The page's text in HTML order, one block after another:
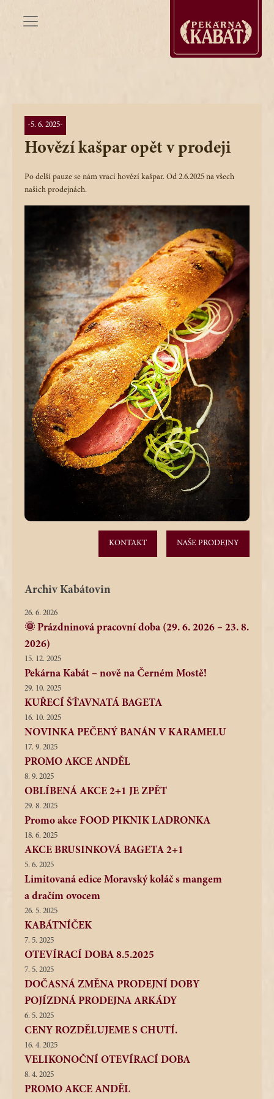
-5. 6. 2025-
Hovězí kašpar opět v prodeji
Po delší pauze se nám vrací hovězí kašpar. Od 2.6.2025 na všech
našich prodejnách.
KONTAKT NAŠE PRODEJNY
Archiv Kabátovin
26. 6. 2026
🌞 Prázdninová pracovní doba (29. 6. 2026 – 23. 8.
2026)
15. 12. 2025
Pekárna Kabát – nově na Černém Mostě!
29. 10. 2025
KUŘECÍ ŠŤAVNATÁ BAGETA
16. 10. 2025
NOVINKA PEČENÝ BANÁN V KARAMELU
17. 9. 2025
PROMO AKCE ANDĚL
8. 9. 2025
OBLÍBENÁ AKCE 2+1 JE ZPĚT
29. 8. 2025
Promo akce FOOD PIKNIK LADRONKA
18. 6. 2025
AKCE BRUSINKOVÁ BAGETA 2+1
5. 6. 2025
Limitovaná edice Moravský koláč s mangem
a dračím ovocem
26. 5. 2025
KABÁTNÍČEK
7. 5. 2025
OTEVÍRACÍ DOBA 8.5.2025
7. 5. 2025
DOČASNÁ ZMĚNA PRODEJNÍ DOBY
POJÍZDNÁ PRODEJNA ARKÁDY
6. 5. 2025
CENY ROZDĚLUJEME S CHUTÍ.
16. 4. 2025
VELIKONOČNÍ OTEVÍRACÍ DOBA
8. 4. 2025
PROMO AKCE ANDĚL